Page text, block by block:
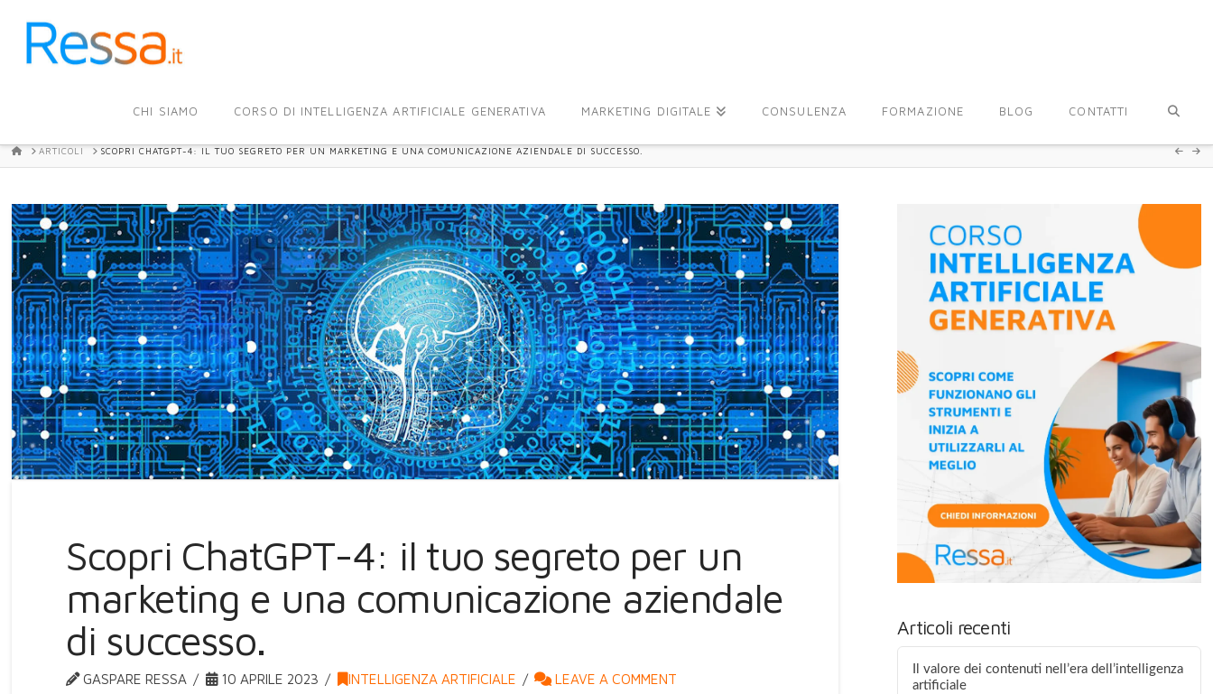
CHI SIAMO CORSO DI INTELLIGENZA ARTIFICIALE GENERATIVA MARKETING DIGITALE CONSULENZA FORMAZIONE BLOG CONTATTI
HOMEARTICOLI SCOPRI CHATGPT-4: IL TUO SEGRETO PER UN MARKETING E UNA COMUNICAZIONE AZIENDALE DI SUCCESSO.
Scopri ChatGPT-4: il tuo segreto per un
marketing e una comunicazione aziendale
di successo.
GASPARE RESSA 10 APRILE 2023 INTELLIGENZA ARTIFICIALE LEAVE A COMMENT
Articoli recenti
Il valore dei contenuti nell’era dell’intelligenza
artificiale